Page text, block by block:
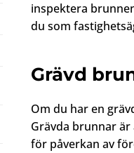
inspektera
du som
Grävd
Om du har en
Grävda brunnar
för påverkan av